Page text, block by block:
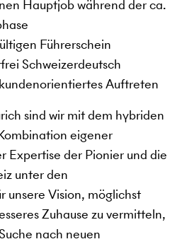
Hauptjob während der ca.
Führerschein
Schweizerdeutsch
Auftreten
sind wir mit dem hybriden
eigener
Expertise der Pionier und die
unter den
unsere Vision, möglichst
Zuhause zu vermitteln,
nach neuen